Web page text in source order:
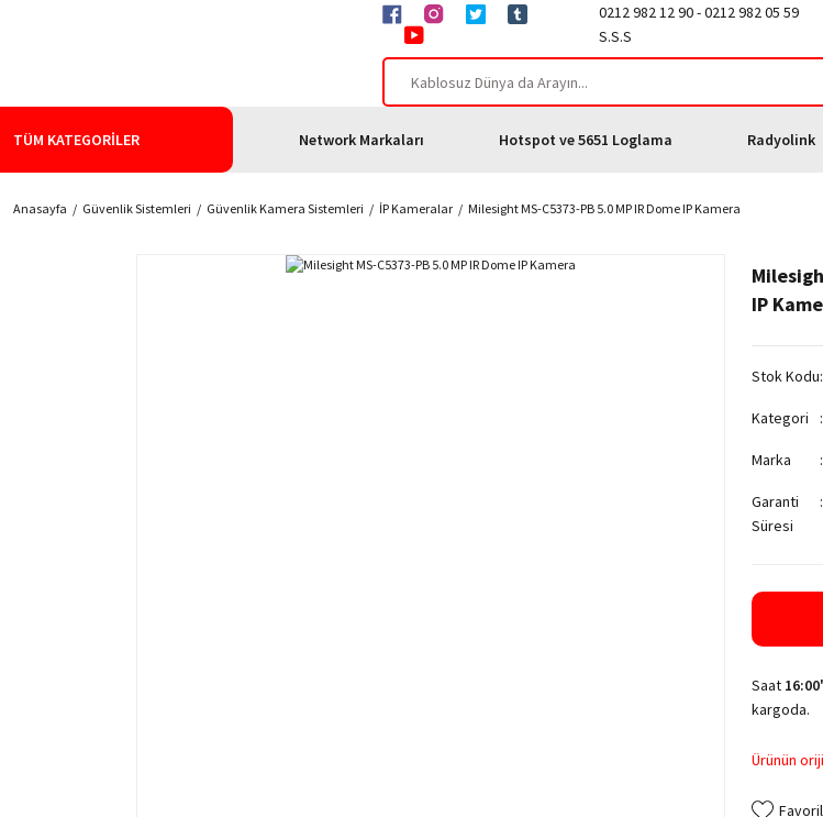
0212 982 12 90 - 0212 982 05 59
S.S.S
TÜM KATEGORİLER Network Markaları Hotspot ve 5651 Loglama Radyolink
Anasayfa Güvenlik Sistemleri Güvenlik Kamera Sistemleri İP Kameralar Milesight MS-C5373-PB 5.0 MP IR Dome IP Kamera
IP
Stok Kodu
Kategori
Marka
Garanti
Süresi
Saat
kargoda.
Ürünün